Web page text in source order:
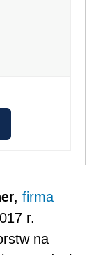
, firma
r.
na